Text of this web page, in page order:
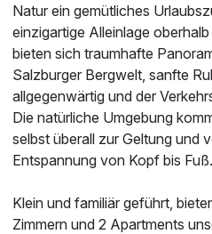
Natur ein gemütliches
einzigartige Alleinlage
bieten sich traumhafte
Salzburger Bergwelt, sanfte
allgegenwärtig und der
Die natürliche Umgebung
selbst überall zur Geltung und
Entspannung von Kopf bis Fuß.
Klein und familiär geführt,
Zimmern und 2 Apartments